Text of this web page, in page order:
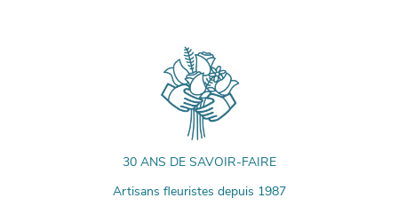
30 ANS DE SAVOIR-FAIRE
Artisans fleuristes depuis 1987